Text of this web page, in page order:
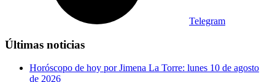
Telegram
Últimas noticias
Horóscopo de hoy por Jimena La Torre: lunes 10 de agosto
de 2026